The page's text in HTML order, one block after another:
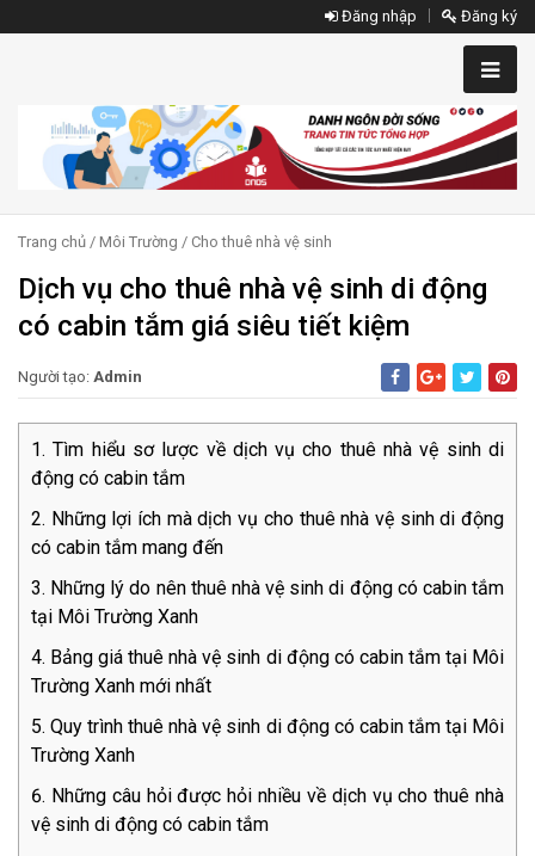
Đăng nhập Đăng ký
Trang chủ / Môi Trường / Cho thuê nhà vệ sinh
Dịch vụ cho thuê nhà vệ sinh di động
có cabin tắm giá siêu tiết kiệm
Người tạo: Admin
Tìm hiểu sơ lược về dịch vụ cho thuê nhà vệ sinh di
động có cabin tắm
Những lợi ích mà dịch vụ cho thuê nhà vệ sinh di động
có cabin tắm mang đến
Những lý do nên thuê nhà vệ sinh di động có cabin tắm
tại Môi Trường Xanh
Bảng giá thuê nhà vệ sinh di động có cabin tắm tại Môi
Trường Xanh mới nhất
Quy trình thuê nhà vệ sinh di động có cabin tắm tại Môi
Trường Xanh
Những câu hỏi được hỏi nhiều về dịch vụ cho thuê nhà
vệ sinh di động có cabin tắm